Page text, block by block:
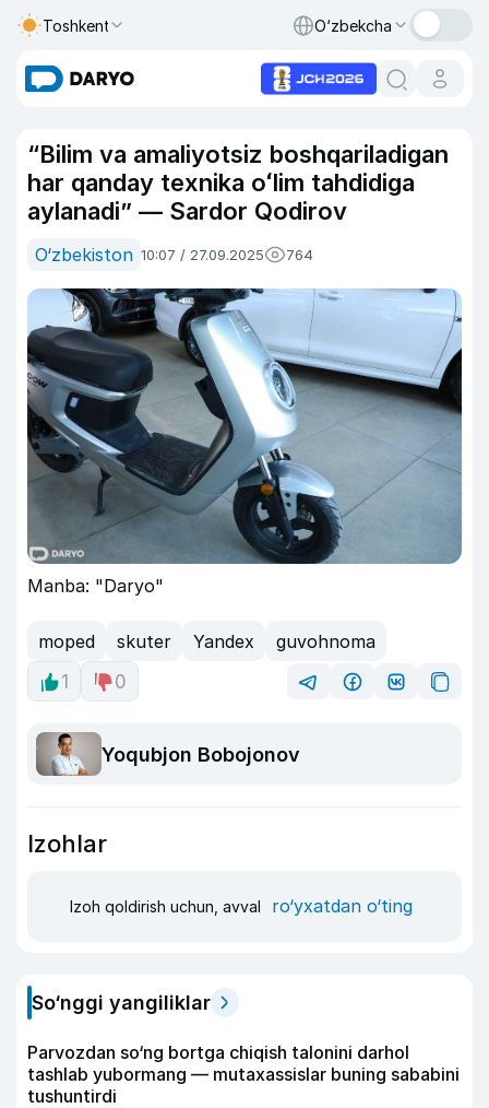
Toshkent O‘zbekcha
“Bilim va amaliyotsiz boshqariladigan
har qanday texnika oʻlim tahdidiga
aylanadi” — Sardor Qodirov
O‘zbekiston 10:07 / 27.09.2025 764
Manba: "Daryo"
moped skuter Yandex
guvohnoma
1
0
Yoqubjon Bobojonov
Izohlar
Izoh qoldirish uchun, avval ro‘yxatdan o‘ting
So‘nggi yangiliklar
Parvozdan so‘ng bortga chiqish talonini darhol
tashlab yubormang — mutaxassislar buning sababini
tushuntirdi